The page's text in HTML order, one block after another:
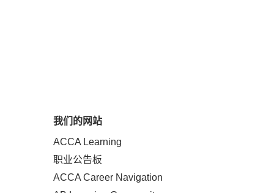
我们的网站
ACCA Learning
职业公告板
ACCA Career Navigation